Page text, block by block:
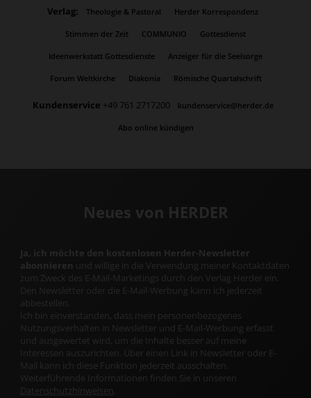
Verlag: Theologie & Pastoral Herder Korrespondenz
Stimmen der Zeit COMMUNIO Gottesdienst
Ideenwerkstatt Gottesdienste Anzeiger für die Seelsorge
Forum Weltkirche Diakonia Römische Quartalschrift
Kundenservice +49 761 2717200 kundenservice@herder.de
Abo online kündigen
Neues von HERDER
Ja, ich möchte den kostenlosen Herder-Newsletter
abonnieren und willige in die Verwendung meiner Kontaktdaten
zum Zweck des E-Mail-Marketings durch den Verlag Herder ein.
Den Newsletter oder die E-Mail-Werbung kann ich jederzeit
abbestellen.
Ich bin einverstanden, dass mein personenbezogenes
Nutzungsverhalten in Newsletter und E-Mail-Werbung erfasst
und ausgewertet wird, um die Inhalte besser auf meine
Interessen auszurichten. Über einen Link in Newsletter oder E-
Mail kann ich diese Funktion jederzeit ausschalten.
Weiterführende Informationen finden Sie in unseren
Datenschutzhinweisen